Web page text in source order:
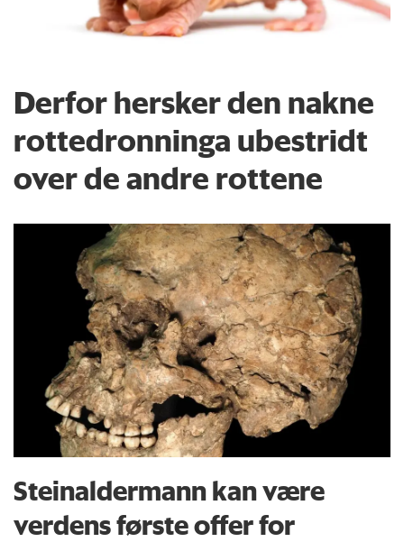
Derfor hersker den nakne
rottedronninga ubestridt
over de andre rottene
Steinaldermann kan være
verdens første offer for